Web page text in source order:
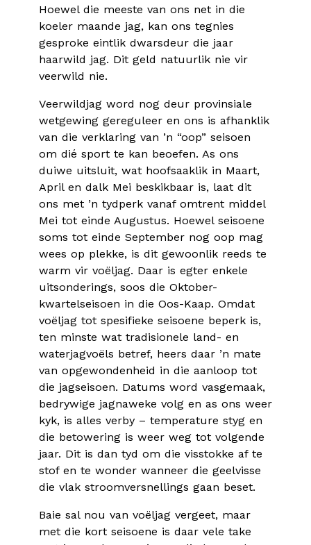
Hoewel die meeste van ons net in die
koeler maande jag, kan ons tegnies
gesproke eintlik dwarsdeur die jaar
haarwild jag. Dit geld natuurlik nie vir
veerwild nie.
Veerwildjag word nog deur provinsiale
wetgewing gereguleer en ons is afhanklik
van die verklaring van ’n “oop” seisoen
om dié sport te kan beoefen. As ons
duiwe uitsluit, wat hoofsaaklik in Maart,
April en dalk Mei beskikbaar is, laat dit
ons met ’n tydperk vanaf omtrent middel
Mei tot einde Augustus. Hoewel seisoene
soms tot einde September nog oop mag
wees op plekke, is dit gewoonlik reeds te
warm vir voëljag. Daar is egter enkele
uitsonderings, soos die Oktober-
kwartelseisoen in die Oos-Kaap. Omdat
voëljag tot spesifieke seisoene beperk is,
ten minste wat tradisionele land- en
waterjagvoëls betref, heers daar ’n mate
van opgewondenheid in die aanloop tot
die jagseisoen. Datums word vasgemaak,
bedrywige jagnaweke volg en as ons weer
kyk, is alles verby – temperature styg en
die betowering is weer weg tot volgende
jaar. Dit is dan tyd om die visstokke af te
stof en te wonder wanneer die geelvisse
die vlak stroomversnellings gaan beset.
Baie sal nou van voëljag vergeet, maar
met die kort seisoene is daar vele take